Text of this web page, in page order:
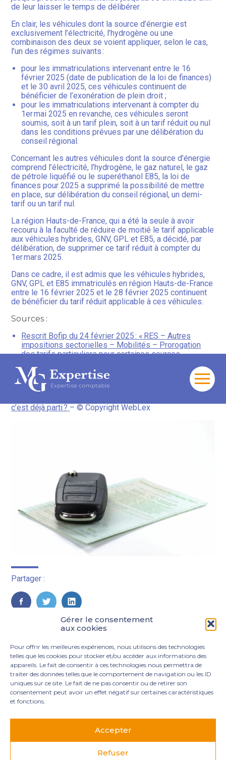
Gérer le consentement
aux cookies
Pour offrir les meilleures expériences, nous utilisons des technologies
telles que les cookies pour stocker et/ou accéder aux informations des
appareils. Le fait de consentir à ces technologies nous permettra de
traiter des données telles que le comportement de navigation ou les ID
uniques sur ce site. Le fait de ne pas consentir ou de retirer son
consentement peut avoir un effet négatif sur certaines caractéristiques
et fonctions.
Accepter
Refuser
Aller
de leur laisser le temps de délibérer.
En clair, les véhicules dont la source d’énergie est
exclusivement l’électricité, l’hydrogène ou une
combinaison des deux se voient appliquer, selon le cas,
l’un des régimes suivants :
pour les immatriculations intervenant entre le 16
février 2025 (date de publication de la loi de finances)
et le 30 avril 2025, ces véhicules continuent de
bénéficier de l’exonération de plein droit ;
pour les immatriculations intervenant à compter du
1er mai 2025 en revanche, ces véhicules seront
soumis, soit à un tarif plein, soit à un tarif réduit ou nul
dans les conditions prévues par une délibération du
conseil régional.
Concernant les autres véhicules dont la source d’énergie
comprend l’électricité, l’hydrogène, le gaz naturel, le gaz
de pétrole liquéfié ou le superéthanol E85, la loi de
finances pour 2025 a supprimé la possibilité de mettre
en place, sur délibération du conseil régional, un demi-
tarif ou un tarif nul.
La région Hauts-de-France, qui a été la seule à avoir
recouru à la faculté de réduire de moitié le tarif applicable
aux véhicules hybrides, GNV, GPL et E85, a décidé, par
délibération, de supprimer ce tarif réduit à compter du
1er mars 2025.
Dans ce cadre, il est admis que les véhicules hybrides,
GNV, GPL et E85 immatriculés en région Hauts-de-France
entre le 16 février 2025 et le 28 février 2025 continuent
de bénéficier du tarif réduit applicable à ces véhicules.
Sources :
Rescrit Bofip du 24 février 2025 : « RES – Autres
impositions sectorielles – Mobilités – Prorogation
des tarifs particuliers pour certaines sources
véhicules suite à l’adoption de la loi de finances pour
2025 »
c’est déjà parti ? – © Copyright WebLex
Partager :
FaceBook
TwitterLinkedIn
Principale
3 rue Marie Dupil – La Plaine Petit Manoir – 97232 Le